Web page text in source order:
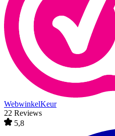
WebwinkelKeur
22 Reviews
5,8